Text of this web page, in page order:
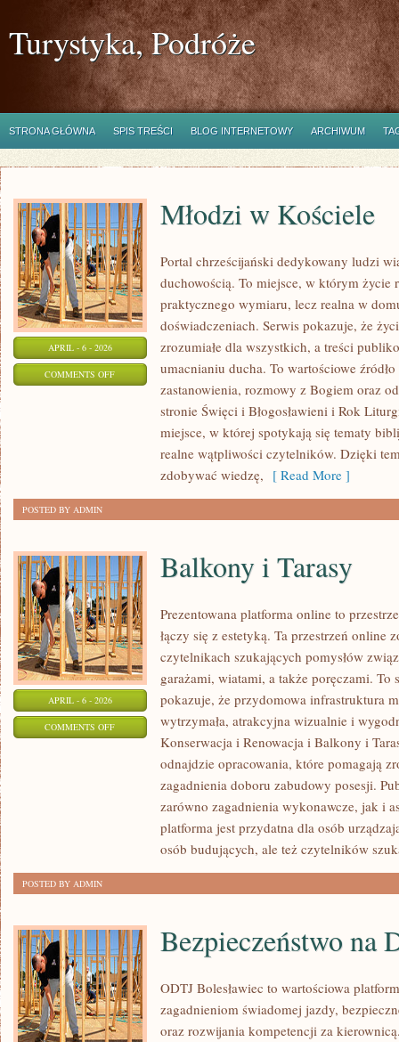
Turystyka, Podróże
STRONA GŁÓWNA SPIS TREŚCI BLOG INTERNETOWY ARCHIWUM
APRIL - 6 - 2026
COMMENTS OFFON
Młodzi w Kościele
Portal chrześcijański dedykowany ludzi
duchowością. To miejsce, w którym życie
praktycznego wymiaru, lecz realna w
doświadczeniach. Serwis pokazuje, że
zrozumiałe dla wszystkich, a treści
umacnianiu ducha. To wartościowe
zastanowienia, rozmowy z Bogiem oraz
stronie Święci i Błogosławieni i Rok
miejsce, w której spotykają się tematy
realne wątpliwości czytelników. Dzięki
zdobywać wiedzę, [ Read More ]
POSTED BY ADMIN
APRIL - 6 - 2026
COMMENTS OFFON
Balkony i Tarasy
Prezentowana platforma online to
łączy się z estetyką. Ta przestrzeń online
czytelnikach szukających pomysłów
garażami, wiatami, a także poręczami. To
pokazuje, że przydomowa infrastruktura
wytrzymała, atrakcyjna wizualnie i
Konserwacja i Renowacja i Balkony i
odnajdzie opracowania, które pomagają
zagadnienia doboru zabudowy posesji.
zarówno zagadnienia wykonawcze, jak i
platforma jest przydatna dla osób
osób budujących, ale też czytelników
POSTED BY ADMIN
Bezpieczeństwo na
ODTJ Bolesławiec to wartościowa
zagadnieniom świadomej jazdy,
oraz rozwijania kompetencji za